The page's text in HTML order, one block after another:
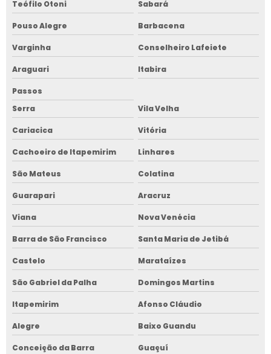
Teófilo Otoni Sabará
Pouso Alegre Barbacena
Varginha Conselheiro Lafeiete
Araguari Itabira
Passos
Serra
Vila Velha
Cariacica Vitória
Cachoeiro de Itapemirim Linhares
São Mateus Colatina
Guarapari Aracruz
Viana Nova Venécia
Barra de São Francisco Santa Maria de Jetibá
Castelo Marataízes
São Gabriel da Palha Domingos Martins
Itapemirim Afonso Cláudio
Alegre Baixo Guandu
Conceição da Barra Guaçuí